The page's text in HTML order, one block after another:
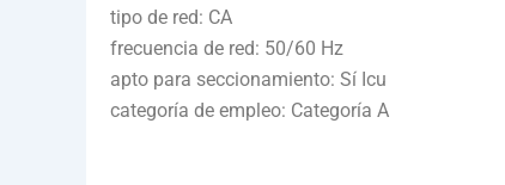
tipo de red: CA
frecuencia de red: 50/60 Hz
apto para seccionamiento: Sí Icu
categoría de empleo: Categoría A